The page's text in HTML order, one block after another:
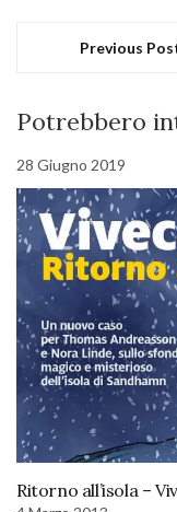
Previous
Potrebbero
28 Giugno 2019
Ritorno all’isola –